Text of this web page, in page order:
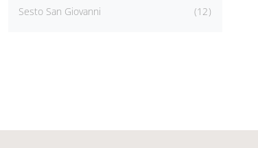
Sesto San Giovanni
12